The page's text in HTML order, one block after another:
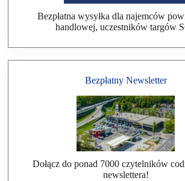
Bezpłatna wysyłka dla najemców
handlowej, uczestników targów
Bezpłatny Newsletter
Dołącz do ponad 7000 czytelników
newslettera!